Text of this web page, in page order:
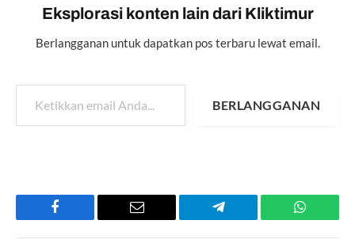
Eksplorasi konten lain dari Kliktimur
Berlangganan untuk dapatkan pos terbaru lewat email.
Ketikkan email Anda...
BERLANGGANAN
Facebook Email Telegram